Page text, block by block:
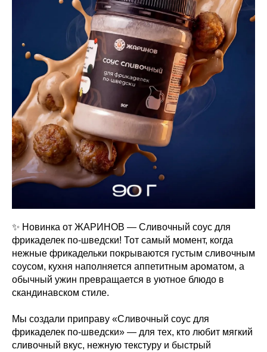
✨ Новинка от ЖАРИНОВ — Сливочный соус для
фрикаделек по-шведски! Тот самый момент, когда
нежные фрикадельки покрываются густым сливочным
соусом, кухня наполняется аппетитным ароматом, а
обычный ужин превращается в уютное блюдо в
скандинавском стиле.
Мы создали приправу «Сливочный соус для
фрикаделек по-шведски» — для тех, кто любит мягкий
сливочный вкус, нежную текстуру и быстрый